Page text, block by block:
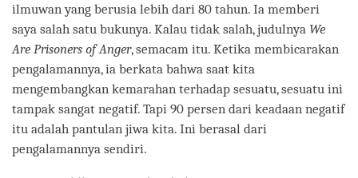
ilmuwan yang berusia lebih dari 80 tahun. Ia memberi
saya salah satu bukunya. Kalau tidak salah, judulnya We
Are Prisoners of Anger, semacam itu. Ketika membicarakan
pengalamannya, ia berkata bahwa saat kita
mengembangkan kemarahan terhadap sesuatu, sesuatu ini
tampak sangat negatif. Tapi 90 persen dari keadaan negatif
itu adalah pantulan jiwa kita. Ini berasal dari
pengalamannya sendiri.